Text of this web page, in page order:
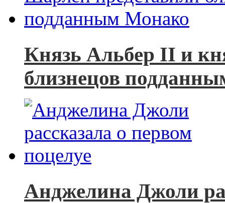
Князь Альбер II и
близнецов
Анджелина Джоли